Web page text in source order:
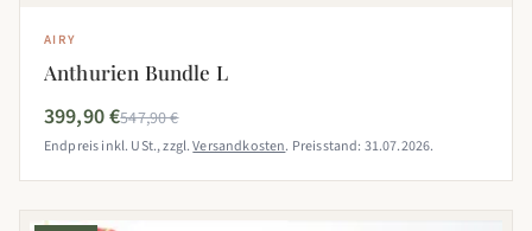
AIRY
Anthurien Bundle L
399,90 €547,90 €
Endpreis inkl. USt., zzgl.Versandkosten. Preisstand: 31.07.2026.